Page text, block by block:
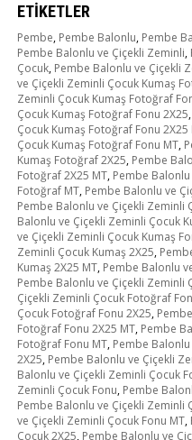
ETIKETLER
Pembe, Pembe Balonlu, Pembe
Pembe Balonlu ve Çiçekli Zeminli,
Çocuk, Pembe Balonlu ve Çiçekli
ve Çiçekli Zeminli Çocuk Kumaş
Zeminli Çocuk Kumaş Fotoğraf
Çocuk Kumaş Fotoğraf Fonu 2X25,
Çocuk Kumaş Fotoğraf Fonu 2X25
Çocuk Kumaş Fotoğraf Fonu MT,
Kumaş Fotoğraf 2X25, Pembe
Fotoğraf 2X25 MT, Pembe
Fotoğraf MT, Pembe Balonlu ve
Pembe Balonlu ve Çiçekli Zeminli
Balonlu ve Çiçekli Zeminli Çocuk
ve Çiçekli Zeminli Çocuk Kumaş
Zeminli Çocuk Kumaş 2X25,
Kumaş 2X25 MT, Pembe Balonlu
Pembe Balonlu ve Çiçekli Zeminli
Çiçekli Zeminli Çocuk Fotoğraf
Çocuk Fotoğraf Fonu 2X25,
Fotoğraf Fonu 2X25 MT, Pembe
Fotoğraf Fonu MT, Pembe
2X25, Pembe Balonlu ve Çiçekli
Balonlu ve Çiçekli Zeminli Çocuk
Zeminli Çocuk Fonu, Pembe
Pembe Balonlu ve Çiçekli Zeminli
ve Çiçekli Zeminli Çocuk Fonu MT,
Çocuk 2X25, Pembe Balonlu ve